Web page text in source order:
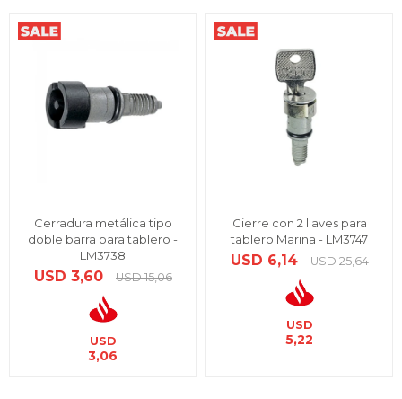
Cerradura metálica tipo
doble barra para tablero -
LM3738
USD 3,60 USD 15,06
USD
3,06
Cierre con 2 llaves para
tablero Marina - LM3747
USD 6,14 USD 25,64
USD
5,22